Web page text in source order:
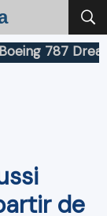
787 Dreamliner
de